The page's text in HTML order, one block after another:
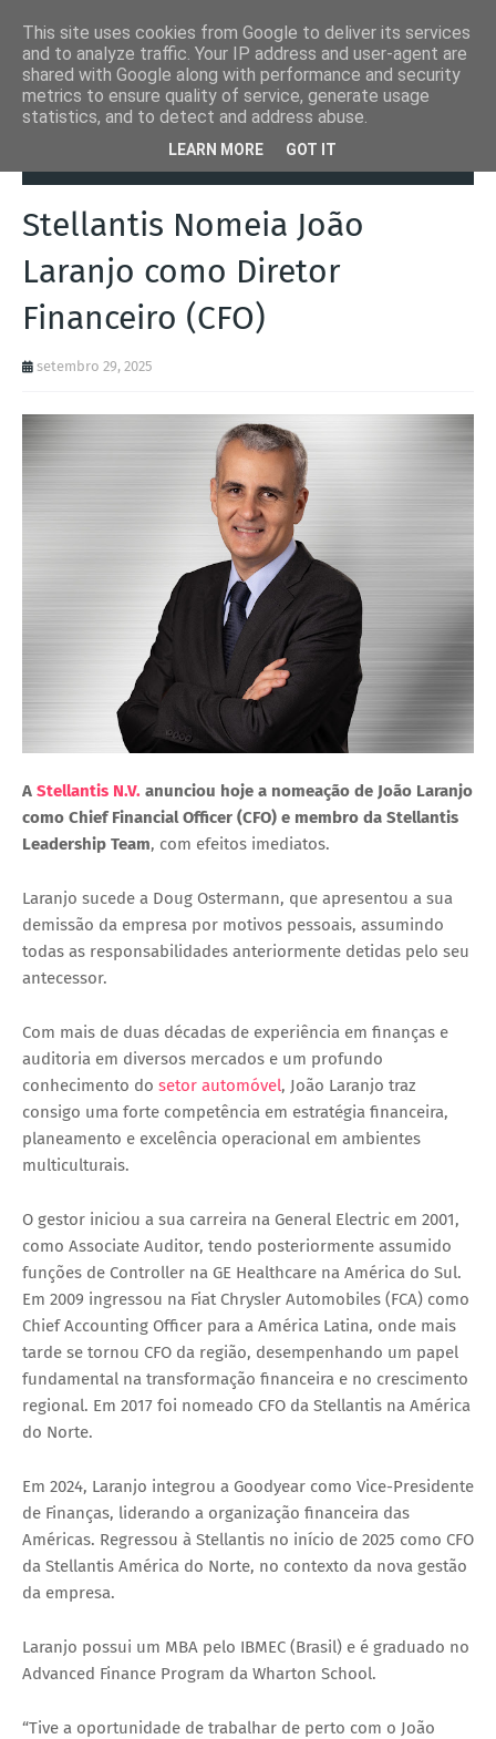
Autoads.pt
Stellantis Nomeia João Laranjo como
Stellantis Nomeia João
Laranjo como Diretor
Financeiro (CFO)
setembro 29, 2025
A Stellantis N.V. anunciou hoje a nomeação de João Laranjo
como Chief Financial Officer (CFO) e membro da Stellantis
Leadership Team, com efeitos imediatos.
Laranjo sucede a Doug Ostermann, que apresentou a sua
demissão da empresa por motivos pessoais, assumindo
todas as responsabilidades anteriormente detidas pelo seu
antecessor.
Com mais de duas décadas de experiência em finanças e
auditoria em diversos mercados e um profundo
conhecimento do setor automóvel, João Laranjo traz
consigo uma forte competência em estratégia financeira,
planeamento e excelência operacional em ambientes
multiculturais.
O gestor iniciou a sua carreira na General Electric em 2001,
como Associate Auditor, tendo posteriormente assumido
funções de Controller na GE Healthcare na América do Sul.
Em 2009 ingressou na Fiat Chrysler Automobiles (FCA) como
Chief Accounting Officer para a América Latina, onde mais
tarde se tornou CFO da região, desempenhando um papel
fundamental na transformação financeira e no crescimento
regional. Em 2017 foi nomeado CFO da Stellantis na América
do Norte.
Em 2024, Laranjo integrou a Goodyear como Vice-Presidente
de Finanças, liderando a organização financeira das
Américas. Regressou à Stellantis no início de 2025 como CFO
da Stellantis América do Norte, no contexto da nova gestão
da empresa.
Laranjo possui um MBA pelo IBMEC (Brasil) e é graduado no
Advanced Finance Program da Wharton School.
“Tive a oportunidade de trabalhar de perto com o João
This site uses cookies from Google to deliver its services
and to analyze traffic. Your IP address and user-agent are
shared with Google along with performance and security
metrics to ensure quality of service, generate usage
statistics, and to detect and address abuse.
LEARN MORE GOT IT